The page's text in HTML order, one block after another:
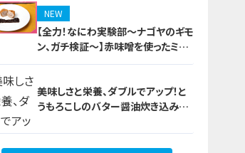
NEW
【全力！なにわ実験部～ナゴヤのギモ
ン、ガチ検証～】赤味噌を使ったミル
フィーユ味噌トンカツ
美味しさと栄養、ダブルでアップ！と
うもろこしのバター醤油炊き込みご